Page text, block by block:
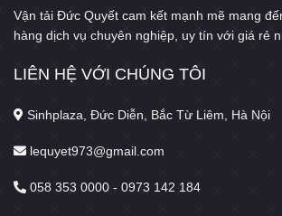
Vận tải Đức Quyết cam kết mạnh mẽ mang
hàng dịch vụ chuyên nghiệp, uy tín với giá rẻ
LIÊN HỆ VỚI CHÚNG TÔI
Sinhplaza, Đức Diễn, Bắc Từ Liêm, Hà Nội
lequyet973@gmail.com
058 353 0000 - 0973 142 184